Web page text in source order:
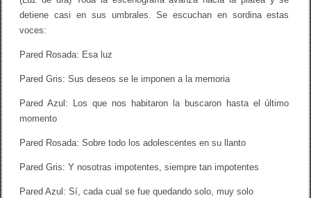
)
detiene casi en sus umbrales. Se escuchan en sordina estas
voces:
Pared Rosada: Esa luz
Pared Gris: Sus deseos se le imponen a la memoria
Pared Azul: Los que nos habitaron la buscaron hasta el último
momento
Pared Rosada: Sobre todo los adolescentes en su llanto
Pared Gris: Y nosotras impotentes, siempre tan impotentes
Pared Azul: Sí, cada cual se fue quedando solo, muy solo